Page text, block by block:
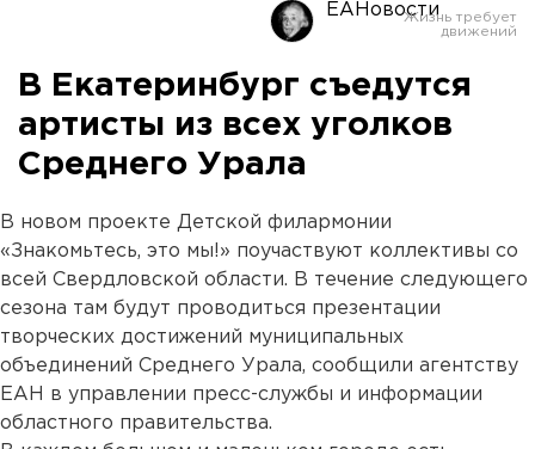
ЕАНовости
В Екатеринбург съедутся
артисты из всех уголков
Среднего Урала
В новом проекте Детской филармонии
«Знакомьтесь, это мы!» поучаствуют коллективы со
всей Свердловской области. В течение следующего
сезона там будут проводиться презентации
творческих достижений муниципальных
объединений Среднего Урала, сообщили агентству
ЕАН в управлении пресс-службы и информации
областного правительства.